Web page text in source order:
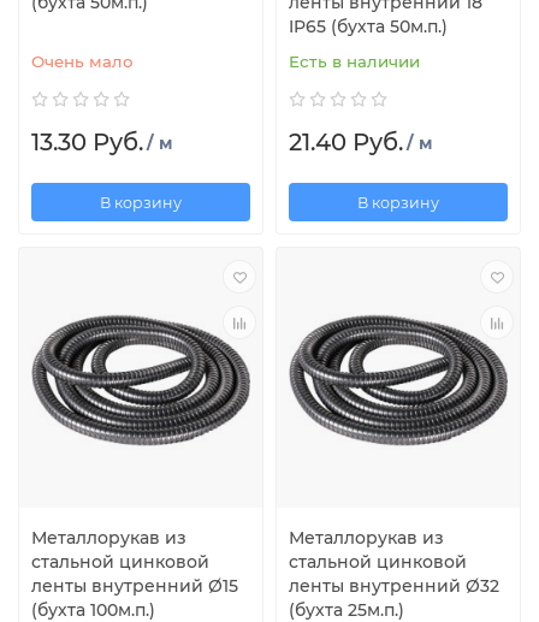
Очень мало
13.30 Руб./ м
В корзину
IP65 (бухта 50м.п.)
Есть в наличии
21.40 Руб./ м
В корзину
Металлорукав из
стальной цинковой
ленты внутренний Ø15
(бухта 100м.п.)
Металлорукав из
стальной цинковой
ленты внутренний Ø32
(бухта 25м.п.)